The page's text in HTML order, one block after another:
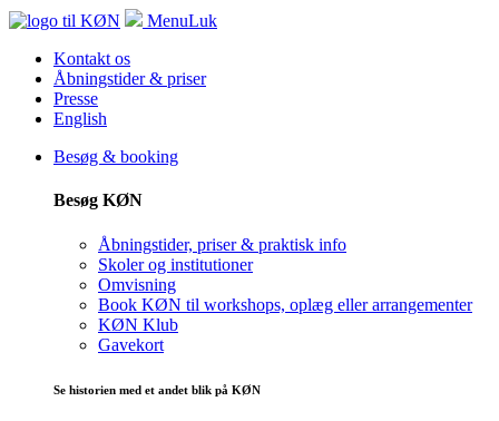
MenuLuk
Kontakt os
Åbningstider & priser
Presse
English
Besøg & booking
Besøg KØN
Åbningstider, priser & praktisk info
Skoler og institutioner
Omvisning
Book KØN til workshops, oplæg eller arrangementer
KØN Klub
Gavekort
Se historien med et andet blik på KØN